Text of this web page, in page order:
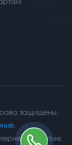
защищены.
.
маркетинг.